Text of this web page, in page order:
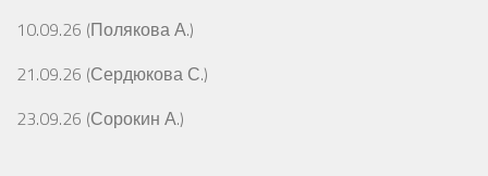
10.09.26 (Полякова А.)
21.09.26 (Сердюкова С.)
23.09.26 (Сорокин А.)